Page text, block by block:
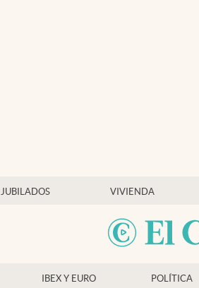
JUBILADOS VIVIENDA
IBEX Y EURO POLÍTICA